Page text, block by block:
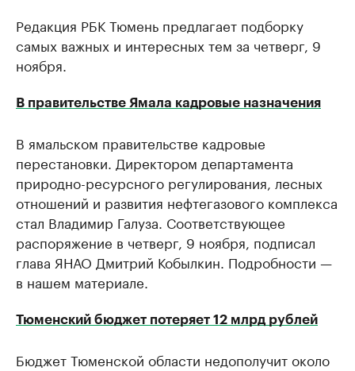
Редакция РБК Тюмень предлагает подборку
самых важных и интересных тем за четверг, 9
ноября.
В правительстве Ямала кадровые назначения
В ямальском правительстве кадровые
перестановки. Директором департамента
природно-ресурсного регулирования, лесных
отношений и развития нефтегазового комплекса
стал Владимир Галуза. Соответствующее
распоряжение в четверг, 9 ноября, подписал
глава ЯНАО Дмитрий Кобылкин. Подробности —
в нашем материале.
Тюменский бюджет потеряет 12 млрд рублей
Бюджет Тюменской области недополучит около